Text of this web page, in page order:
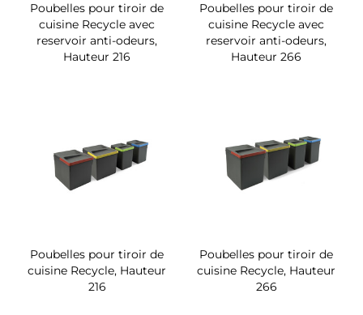
Poubelles pour tiroir de
cuisine Recycle avec
reservoir anti-odeurs,
Hauteur 216
Poubelles pour tiroir de
cuisine Recycle avec
reservoir anti-odeurs,
Hauteur 266
Poubelles pour tiroir de
cuisine Recycle, Hauteur
216
Poubelles pour tiroir de
cuisine Recycle, Hauteur
266